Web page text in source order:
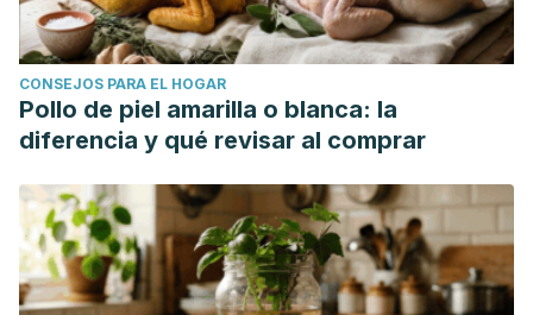
CONSEJOS PARA EL HOGAR
Pollo de piel amarilla o blanca: la
diferencia y qué revisar al comprar